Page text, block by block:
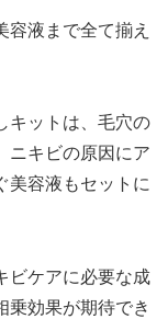
容液まで全て揃え
キットは、毛穴の
ニキビの原因にア
美容液もセットに
ビケアに必要な成
乗効果が期待でき